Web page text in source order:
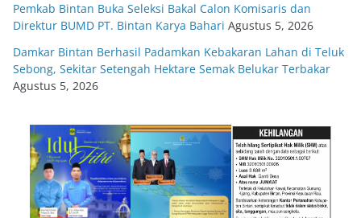
Pemkab Bintan Buka Seleksi Bakal Calon Komisaris dan
Direktur BUMD PT. Bintan Karya Bahari Agustus 5, 2026
Damkar Bintan Berhasil Padamkan Kebakaran Lahan di Teluk
Sebong, Sekitar Setengah Hektare Semak Belukar Terbakar
Agustus 5, 2026